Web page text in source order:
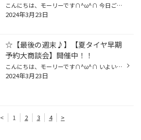
こんにちは、モーリーです∩^ω^∩ 今日ご案内するのは SUVのタイヤ☆ホイールセットもタイヤ館にお任せください♪デス お買い得なタイヤ☆ホイールセットありますよ〜♪ 人気の車種【CX-5】【エクストレイル】【ハイエース】も∩^ω^∩ ぜひ来店して頂いて、お客様のお車にピッタリのホイールセットを 見つけ...
2024年3月23日
☆【最後の週末♪】【夏タイヤ早期
予約大商談会】開催中！！
こんにちは、モーリーです∩^ω^∩ いよいよ最後の週末、3/24(日)まで 【夏タイヤ早期予約大商談会】開催中でございます！！ と と。 2/23（金）〜3/31(日)まで 【プレミアムタイヤセール】も好評開催中です♪∩^ω^∩ 今、お持ちの夏タイヤは大丈夫ですか？？ こんな状態になっていませんか？ ① 使用年数...
2024年3月23日
< 1 2 3 4 >